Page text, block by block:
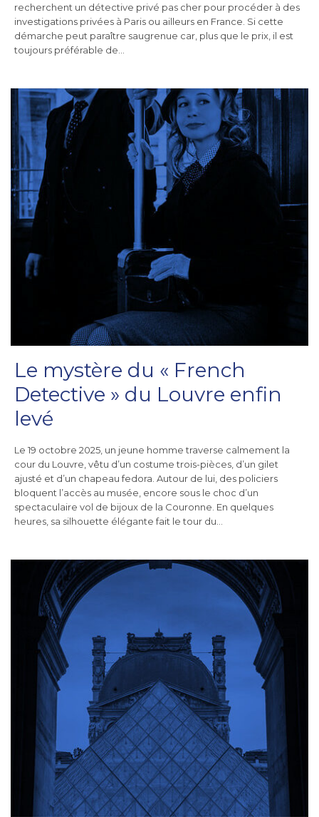
recherchent un détective privé pas cher pour procéder à des
investigations privées à Paris ou ailleurs en France. Si cette
démarche peut paraître saugrenue car, plus que le prix, il est
toujours préférable de…
Le mystère du « French
Detective » du Louvre enfin
levé
Le 19 octobre 2025, un jeune homme traverse calmement la
cour du Louvre, vêtu d’un costume trois-pièces, d’un gilet
ajusté et d’un chapeau fedora. Autour de lui, des policiers
bloquent l’accès au musée, encore sous le choc d’un
spectaculaire vol de bijoux de la Couronne. En quelques
heures, sa silhouette élégante fait le tour du…